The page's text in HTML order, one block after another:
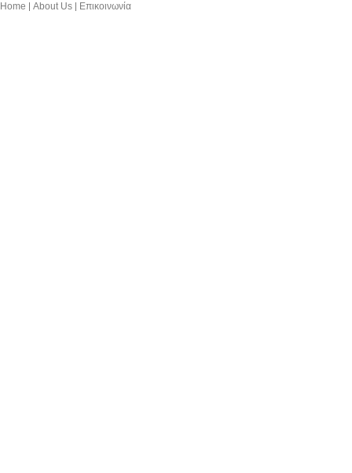
Home About Us Επικοινωνία